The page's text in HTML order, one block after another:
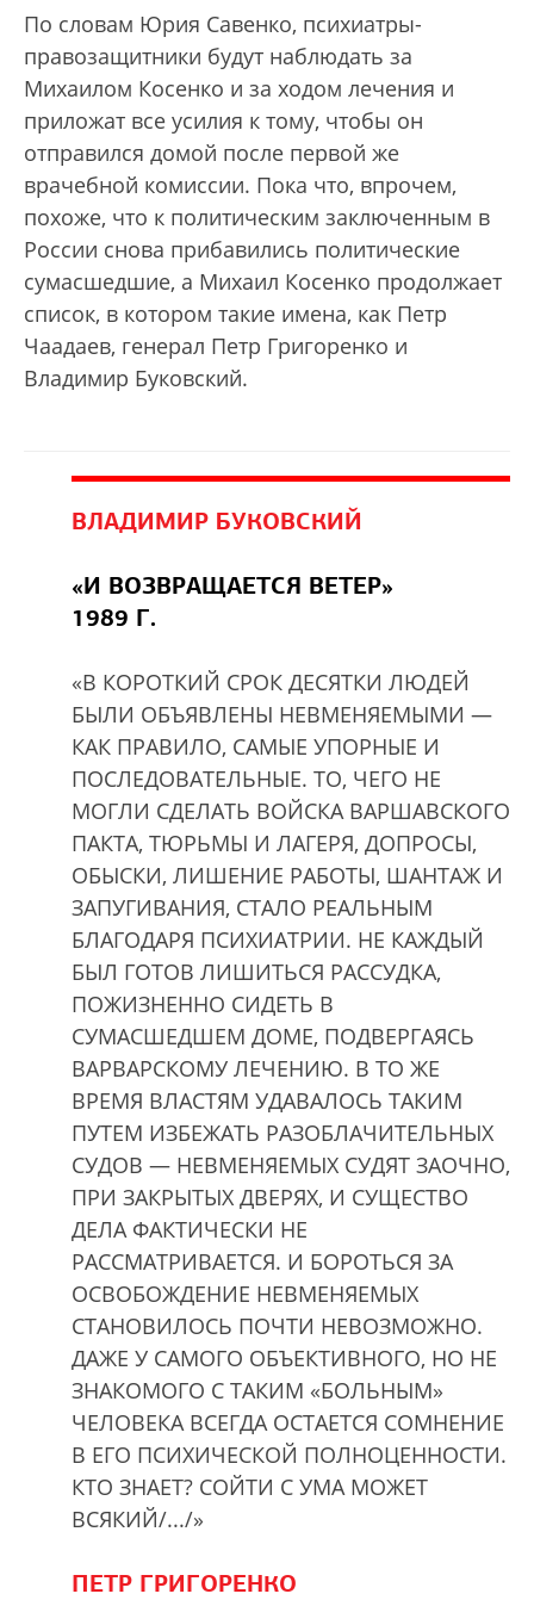
По словам Юрия Савенко, психиатры-
правозащитники будут наблюдать за
Михаилом Косенко и за ходом лечения и
приложат все усилия к тому, чтобы он
отправился домой после первой же
врачебной комиссии. Пока что, впрочем,
похоже, что к политическим заключенным в
России снова прибавились политические
сумасшедшие, а Михаил Косенко продолжает
список, в котором такие имена, как Петр
Чаадаев, генерал Петр Григоренко и
Владимир Буковский.
ВЛАДИМИР БУКОВСКИЙ
«И ВОЗВРАЩАЕТСЯ ВЕТЕР»
1989 Г.
«В КОРОТКИЙ СРОК ДЕСЯТКИ ЛЮДЕЙ
БЫЛИ ОБЪЯВЛЕНЫ НЕВМЕНЯЕМЫМИ —
КАК ПРАВИЛО, САМЫЕ УПОРНЫЕ И
ПОСЛЕДОВАТЕЛЬНЫЕ. ТО, ЧЕГО НЕ
МОГЛИ СДЕЛАТЬ ВОЙСКА ВАРШАВСКОГО
ПАКТА, ТЮРЬМЫ И ЛАГЕРЯ, ДОПРОСЫ,
ОБЫСКИ, ЛИШЕНИЕ РАБОТЫ, ШАНТАЖ И
ЗАПУГИВАНИЯ, СТАЛО РЕАЛЬНЫМ
БЛАГОДАРЯ ПСИХИАТРИИ. НЕ КАЖДЫЙ
БЫЛ ГОТОВ ЛИШИТЬСЯ РАССУДКА,
ПОЖИЗНЕННО СИДЕТЬ В
СУМАСШЕДШЕМ ДОМЕ, ПОДВЕРГАЯСЬ
ВАРВАРСКОМУ ЛЕЧЕНИЮ. В ТО ЖЕ
ВРЕМЯ ВЛАСТЯМ УДАВАЛОСЬ ТАКИМ
ПУТЕМ ИЗБЕЖАТЬ РАЗОБЛАЧИТЕЛЬНЫХ
СУДОВ — НЕВМЕНЯЕМЫХ СУДЯТ ЗАОЧНО,
ПРИ ЗАКРЫТЫХ ДВЕРЯХ, И СУЩЕСТВО
ДЕЛА ФАКТИЧЕСКИ НЕ
РАССМАТРИВАЕТСЯ. И БОРОТЬСЯ ЗА
ОСВОБОЖДЕНИЕ НЕВМЕНЯЕМЫХ
СТАНОВИЛОСЬ ПОЧТИ НЕВОЗМОЖНО.
ДАЖЕ У САМОГО ОБЪЕКТИВНОГО, НО НЕ
ЗНАКОМОГО С ТАКИМ «БОЛЬНЫМ»
ЧЕЛОВЕКА ВСЕГДА ОСТАЕТСЯ СОМНЕНИЕ
В ЕГО ПСИХИЧЕСКОЙ ПОЛНОЦЕННОСТИ.
КТО ЗНАЕТ? СОЙТИ С УМА МОЖЕТ
ВСЯКИЙ/.../»
ПЕТР ГРИГОРЕНКО